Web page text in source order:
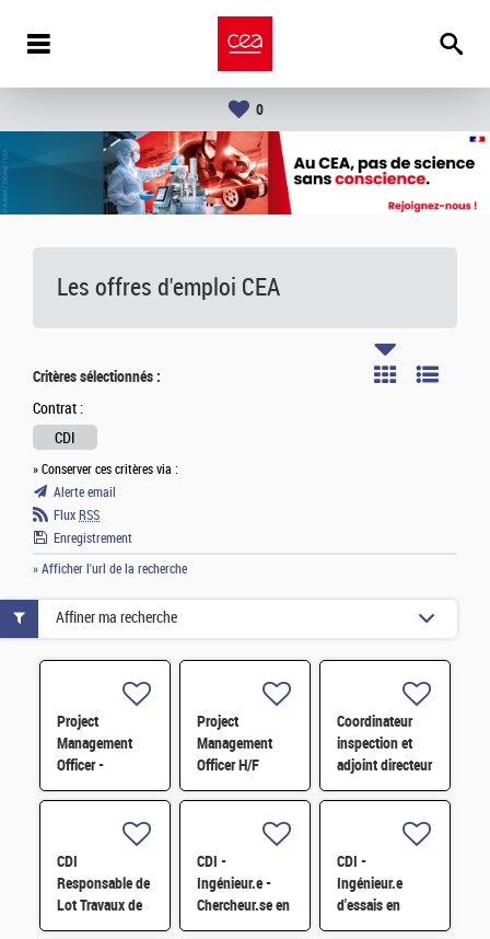
0
Les offres d'emploi CEA
Critères sélectionnés :
Contrat :
CDI
» Conserver ces critères via :
Alerte email
Flux RSS
Enregistrement
» Afficher l'url de la recherche
Project
Management
Officer -
Référent Cost
Project
Management
Officer H/F
Coordinateur
inspection et
adjoint directeur
qualité/inspection
CDI
Responsable de
Lot Travaux de
Démantèlement
CDI -
Ingénieur.e -
Chercheur.se en
caractérisation
CDI -
Ingénieur.e
d'essais en
mécanique
Affiner ma recherche